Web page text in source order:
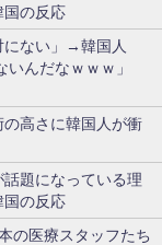
の反応
にない」→韓国人
いんだなｗｗｗ」
高さに韓国人が衝
題になっている理
の反応
の医療スタッフたち